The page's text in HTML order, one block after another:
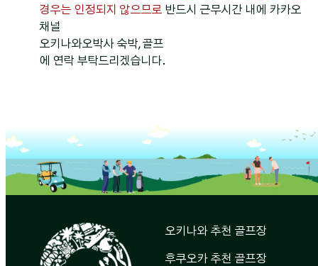
경우는 인정되지 않으므로 반드시 근무시간 내에 카카오
채널
오키나와오박사 숙박,골프
에 연락 부탁드리겠습니다.
오키나와 추천 골프장
후쿠오카 추천 골프장